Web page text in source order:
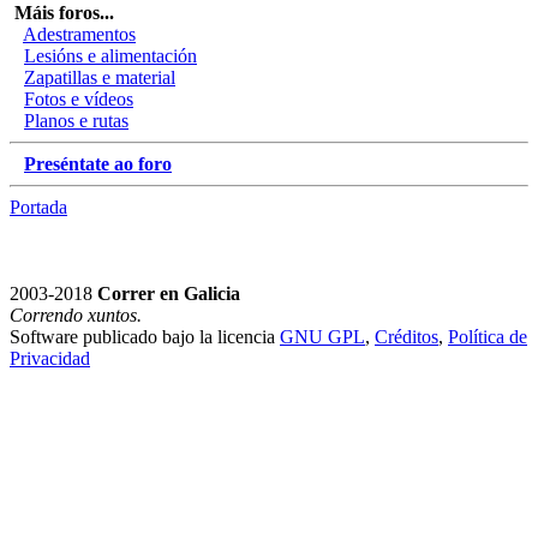
Máis foros...
Adestramentos
Lesións e alimentación
Zapatillas e material
Fotos e vídeos
Planos e rutas
Preséntate ao foro
Portada
2003-2018 Correr en Galicia
Correndo xuntos.
Software publicado bajo la licencia GNU GPL, Créditos, Política de
Privacidad